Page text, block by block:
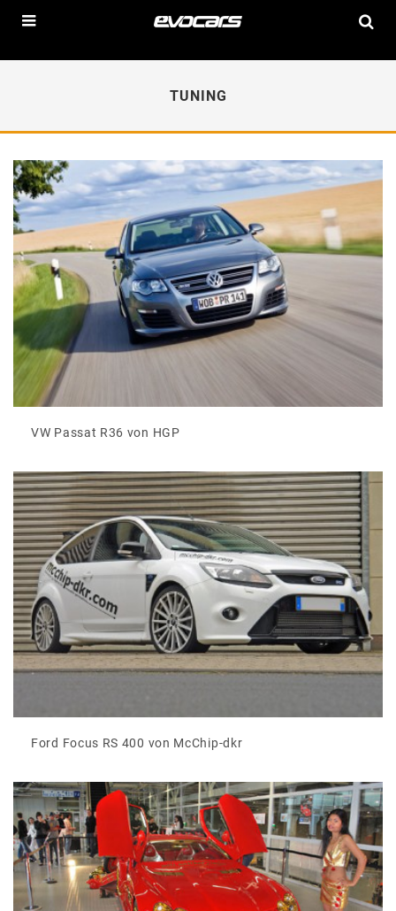
TUNING
VW Passat R36 von HGP
Ford Focus RS 400 von McChip-dkr